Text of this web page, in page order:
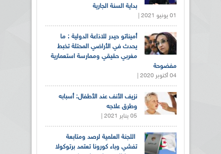
بداية السنة الجارية
01 يونيو 2021 |
أميناتو حيدر للاذاعة الدولية : ما
يحدث في الأراضي المحتلة تخبط
مغربي حقيقي وممارسة استعمارية
مفضوحة
04 أكتوبر 2020 |
نزيف الأنف عند الأطفال: أسبابه
وطرق علاجه
05 يناير 2021 |
اللجنة العلمية لرصد ومتابعة
تفشي وباء كورونا تعتمد برتوكولا